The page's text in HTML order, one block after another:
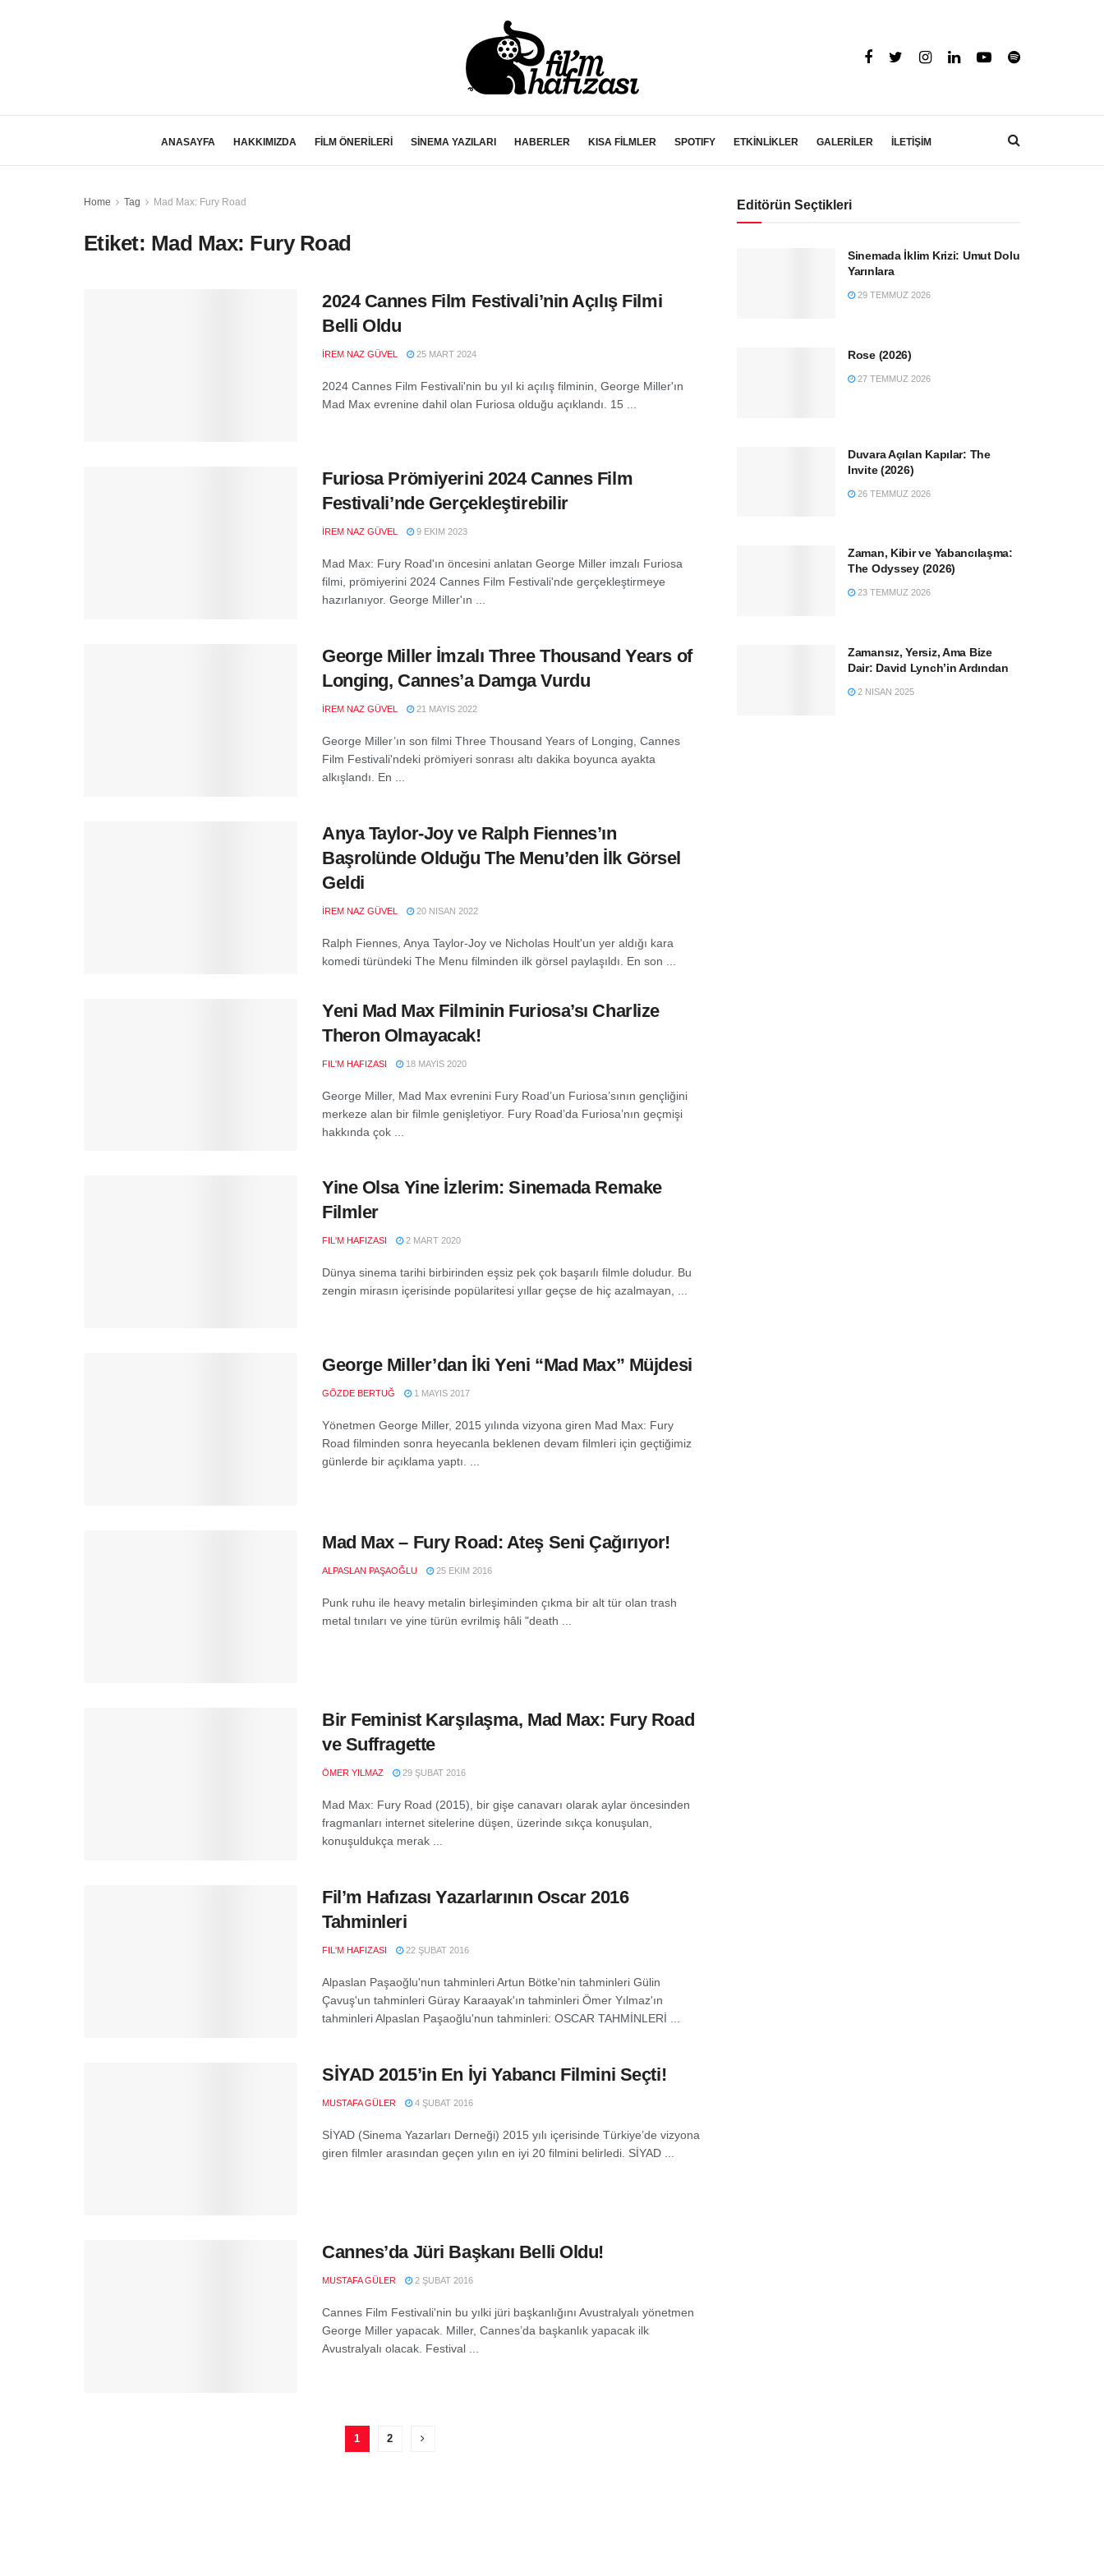
ANASAYFA HAKKIMIZDA FİLM ÖNERİLERİ SİNEMA YAZILARI HABERLER KISA FİLMLER SPOTIFY ETKİNLİKLER GALERİLER İLETİŞİM
Home Tag Mad Max: Fury Road
Etiket: Mad Max: Fury Road
2024 Cannes Film Festivali’nin Açılış Filmi
Belli Oldu
İREM NAZ GÜVEL 25 MART 2024
2024 Cannes Film Festivali'nin bu yıl ki açılış filminin, George Miller'ın
Mad Max evrenine dahil olan Furiosa olduğu açıklandı. 15 ...
Furiosa Prömiyerini 2024 Cannes Film
Festivali’nde Gerçekleştirebilir
İREM NAZ GÜVEL 9 EKIM 2023
Mad Max: Fury Road'ın öncesini anlatan George Miller imzalı Furiosa
filmi, prömiyerini 2024 Cannes Film Festivali'nde gerçekleştirmeye
hazırlanıyor. George Miller'ın ...
George Miller İmzalı Three Thousand Years of
Longing, Cannes’a Damga Vurdu
İREM NAZ GÜVEL 21 MAYIS 2022
George Miller’ın son filmi Three Thousand Years of Longing, Cannes
Film Festivali'ndeki prömiyeri sonrası altı dakika boyunca ayakta
alkışlandı. En ...
Anya Taylor-Joy ve Ralph Fiennes’ın
Başrolünde Olduğu The Menu’den İlk Görsel
Geldi
İREM NAZ GÜVEL 20 NISAN 2022
Ralph Fiennes, Anya Taylor-Joy ve Nicholas Hoult'un yer aldığı kara
komedi türündeki The Menu filminden ilk görsel paylaşıldı. En son ...
Yeni Mad Max Filminin Furiosa’sı Charlize
Theron Olmayacak!
FIL'M HAFIZASI 18 MAYIS 2020
George Miller, Mad Max evrenini Fury Road’un Furiosa’sının gençliğini
merkeze alan bir filmle genişletiyor. Fury Road’da Furiosa’nın geçmişi
hakkında çok ...
Yine Olsa Yine İzlerim: Sinemada Remake
Filmler
FIL'M HAFIZASI 2 MART 2020
Dünya sinema tarihi birbirinden eşsiz pek çok başarılı filmle doludur. Bu
zengin mirasın içerisinde popülaritesi yıllar geçse de hiç azalmayan, ...
George Miller’dan İki Yeni “Mad Max” Müjdesi
GÖZDE BERTUĞ 1 MAYIS 2017
Yönetmen George Miller, 2015 yılında vizyona giren Mad Max: Fury
Road filminden sonra heyecanla beklenen devam filmleri için geçtiğimiz
günlerde bir açıklama yaptı. ...
Mad Max – Fury Road: Ateş Seni Çağırıyor!
ALPASLAN PAŞAOĞLU 25 EKIM 2016
Punk ruhu ile heavy metalin birleşiminden çıkma bir alt tür olan trash
metal tınıları ve yine türün evrilmiş hâli "death ...
Bir Feminist Karşılaşma, Mad Max: Fury Road
ve Suffragette
ÖMER YILMAZ 29 ŞUBAT 2016
Mad Max: Fury Road (2015), bir gişe canavarı olarak aylar öncesinden
fragmanları internet sitelerine düşen, üzerinde sıkça konuşulan,
konuşuldukça merak ...
Fil’m Hafızası Yazarlarının Oscar 2016
Tahminleri
FIL'M HAFIZASI 22 ŞUBAT 2016
Alpaslan Paşaoğlu'nun tahminleri Artun Bötke'nin tahminleri Gülin
Çavuş'un tahminleri Güray Karaayak'ın tahminleri Ömer Yılmaz'ın
tahminleri Alpaslan Paşaoğlu'nun tahminleri: OSCAR TAHMİNLERİ ...
SİYAD 2015’in En İyi Yabancı Filmini Seçti!
MUSTAFA GÜLER 4 ŞUBAT 2016
SİYAD (Sinema Yazarları Derneği) 2015 yılı içerisinde Türkiye’de vizyona
giren filmler arasından geçen yılın en iyi 20 filmini belirledi. SİYAD ...
Cannes’da Jüri Başkanı Belli Oldu!
MUSTAFA GÜLER 2 ŞUBAT 2016
Cannes Film Festivali'nin bu yılki jüri başkanlığını Avustralyalı yönetmen
George Miller yapacak. Miller, Cannes’da başkanlık yapacak ilk
Avustralyalı olacak. Festival ...
1 2
Editörün Seçtikleri
Sinemada İklim Krizi: Umut Dolu
Yarınlara
29 TEMMUZ 2026
Rose (2026)
27 TEMMUZ 2026
Duvara Açılan Kapılar: The
Invite (2026)
26 TEMMUZ 2026
Zaman, Kibir ve Yabancılaşma:
The Odyssey (2026)
23 TEMMUZ 2026
Zamansız, Yersiz, Ama Bize
Dair: David Lynch’in Ardından
2 NISAN 2025